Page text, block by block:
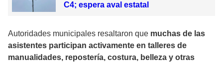
C4; espera aval estatal
Autoridades municipales resaltaron que muchas de las
asistentes participan activamente en talleres de
manualidades, repostería, costura, belleza y otras